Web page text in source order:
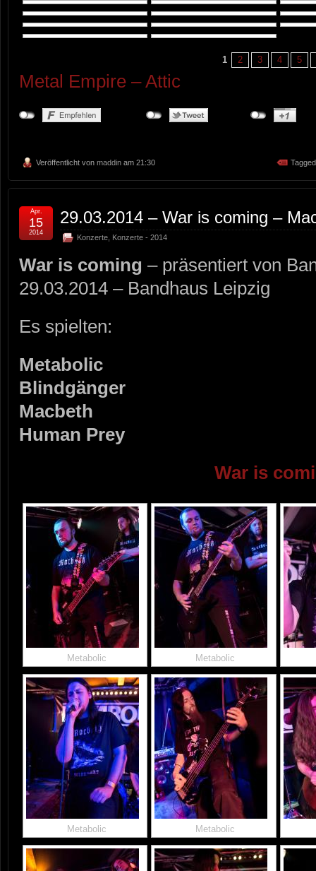
1 2 3 4 5
Metal Empire – Attic
Veröffentlicht von maddin am 21:30
29.03.2014 – War is coming –
Konzerte Konzerte - 2014
Apr.
15
2014
War is coming – präsentiert von
29.03.2014 – Bandhaus Leipzig
Es spielten:
Metabolic
Blindgänger
Macbeth
Human Prey
War is
Metabolic Metabolic
Metabolic Metabolic